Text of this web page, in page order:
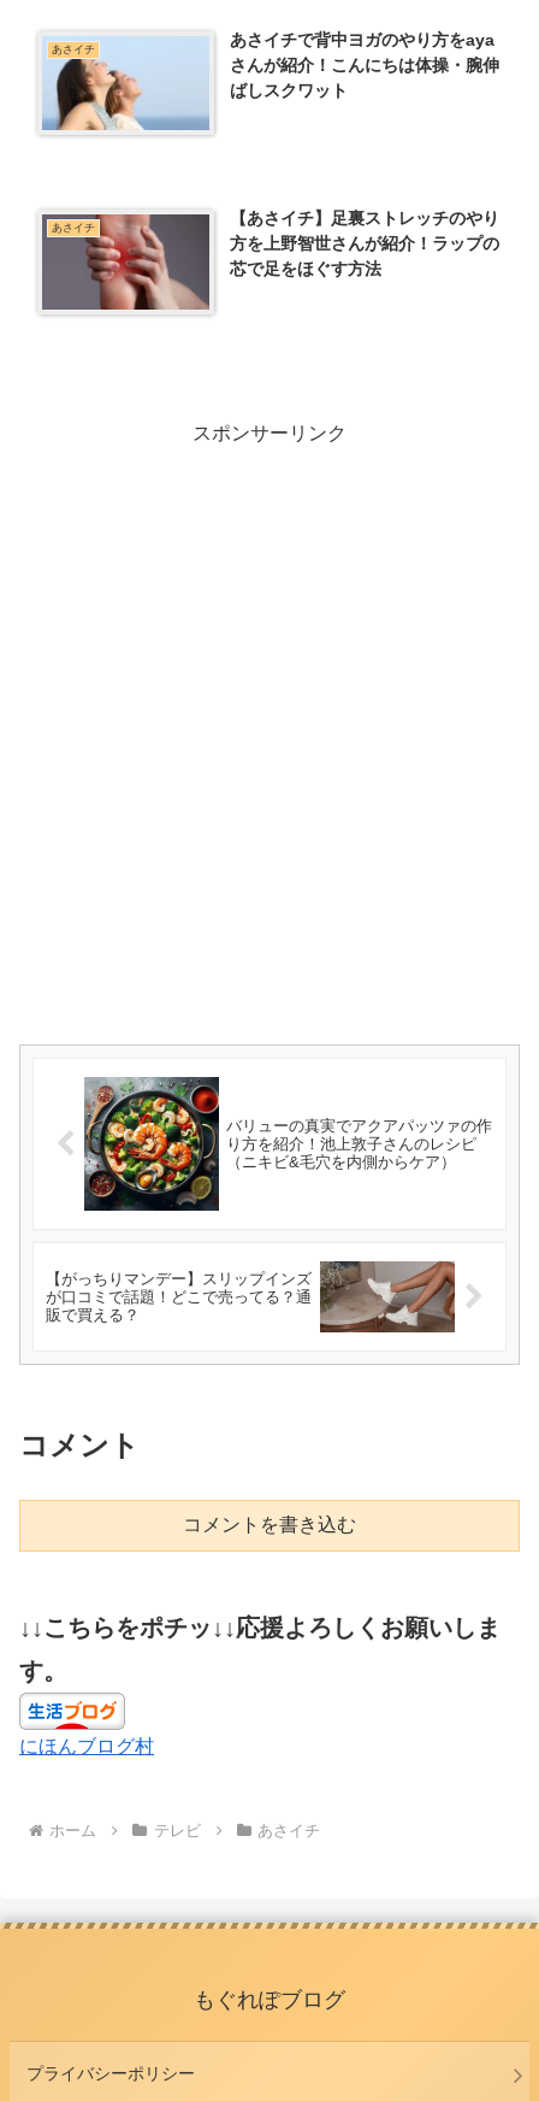
あさイチ
あさイチで背中ヨガのやり方をaya
さんが紹介！こんにちは体操・腕伸
ばしスクワット
あさイチ
【あさイチ】足裏ストレッチのやり
方を上野智世さんが紹介！ラップの
芯で足をほぐす方法
スポンサーリンク
バリューの真実でアクアパッツァの作
り方を紹介！池上敦子さんのレシピ
（ニキビ&毛穴を内側からケア）
【がっちりマンデー】スリップインズ
が口コミで話題！どこで売ってる？通
販で買える？
コメント
コメントを書き込む
↓↓こちらをポチッ↓↓応援よろしくお願いしま
す。
にほんブログ村
ホーム テレビ あさイチ
もぐれぽブログ
プライバシーポリシー